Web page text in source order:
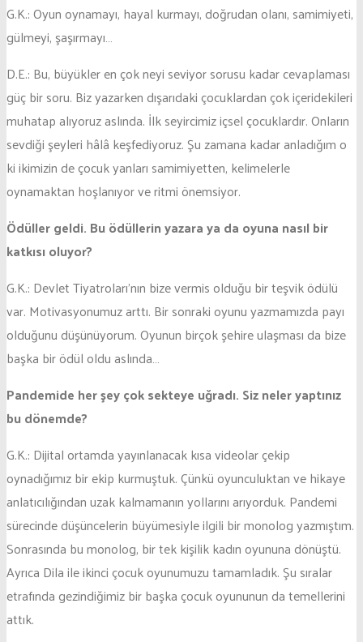
G.K.: Oyun oynamayı, hayal kurmayı, doğrudan olanı, samimiyeti,
gülmeyi, şaşırmayı…
D.E.: Bu, büyükler en çok neyi seviyor sorusu kadar cevaplaması
güç bir soru. Biz yazarken dışarıdaki çocuklardan çok içeridekileri
muhatap alıyoruz aslında. İlk seyircimiz içsel çocuklardır. Onların
sevdiği şeyleri hâlâ keşfediyoruz. Şu zamana kadar anladığım o
ki ikimizin de çocuk yanları samimiyetten, kelimelerle
oynamaktan hoşlanıyor ve ritmi önemsiyor.
Ödüller geldi. Bu ödüllerin yazara ya da oyuna nasıl bir
katkısı oluyor?
G.K.: Devlet Tiyatroları’nın bize vermis olduğu bir teşvik ödülü
var. Motivasyonumuz arttı. Bir sonraki oyunu yazmamızda payı
olduğunu düşünüyorum. Oyunun birçok şehire ulaşması da bize
başka bir ödül oldu aslında…
Pandemide her şey çok sekteye uğradı. Siz neler yaptınız
bu dönemde?
G.K.: Dijital ortamda yayınlanacak kısa videolar çekip
oynadığımız bir ekip kurmuştuk. Çünkü oyunculuktan ve hikaye
anlatıcılığından uzak kalmamanın yollarını arıyorduk. Pandemi
sürecinde düşüncelerin büyümesiyle ilgili bir monolog yazmıştım.
Sonrasında bu monolog, bir tek kişilik kadın oyununa dönüştü.
Ayrıca Dila ile ikinci çocuk oyunumuzu tamamladık. Şu sıralar
etrafında gezindiğimiz bir başka çocuk oyununun da temellerini
attık.